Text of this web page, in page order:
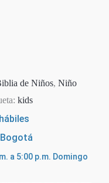
de Niños, Niño
kids
a 5:00 p.m. Domingo